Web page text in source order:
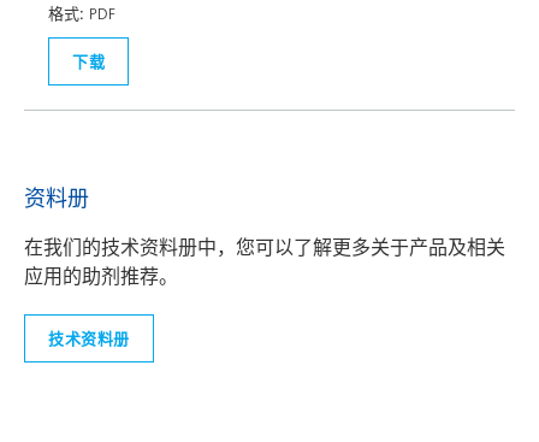
格式: PDF
下载
资料册
在我们的技术资料册中，您可以了解更多关于产品及相关
应用的助剂推荐。
技术资料册